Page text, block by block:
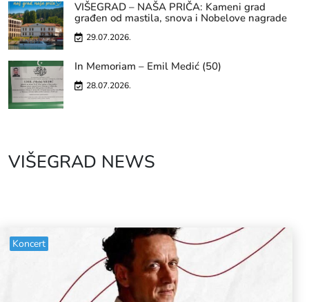
VIŠEGRAD – NAŠA PRIČA: Kameni grad
građen od mastila, snova i Nobelove nagrade
29.07.2026.
In Memoriam – Emil Medić (50)
28.07.2026.
VIŠEGRAD NEWS
Koncert